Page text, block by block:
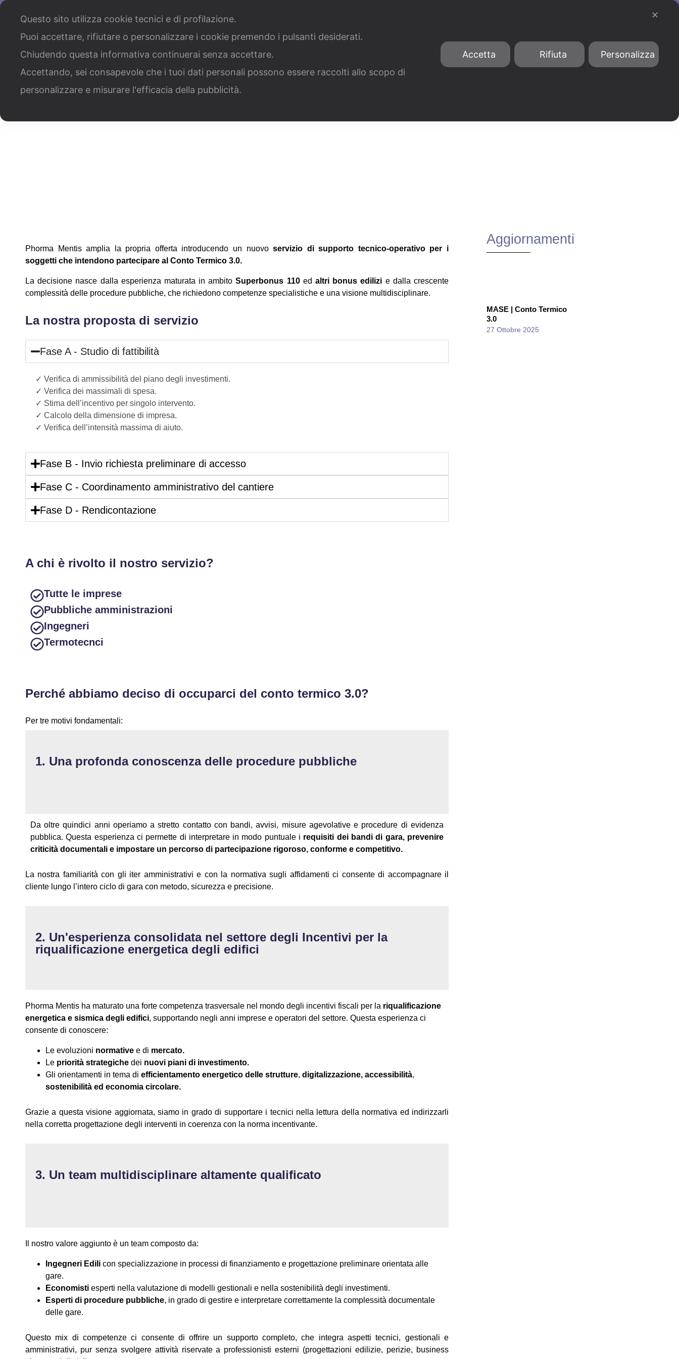
Chi siamo Cosa facciamo Il nostro staff Lavora con noi
Misure SIMEST Iperammortamento
Conto Termico 3.0
Phorma Mentis amplia la propria offerta introducendo un nuovoservizio di supporto tecnico-operativo per i
soggetti che intendono partecipare al Conto Termico 3.0.
La decisione nasce dalla esperienza maturata in ambitoSuperbonus 110edaltri bonus edilizi e dalla crescente
complessità delle procedure pubbliche, che richiedono competenze specialistiche e una visione multidisciplinare.
La nostra proposta di servizio
Fase A - Studio di fattibilità
✓ Verifica di ammissibilità del piano degli investimenti.
✓ Verifica dei massimali di spesa.
✓ Stima dell’incentivo per singolo intervento.
✓ Calcolo della dimensione di impresa.
✓ Verifica dell’intensità massima di aiuto.
Fase B - Invio richiesta preliminare di accesso
Fase C - Coordinamento amministrativo del cantiere
Fase D - Rendicontazione
A chi è rivolto il nostro servizio?
Tutte le imprese
Pubbliche amministrazioni
Ingegneri
Termotecnci
Perché abbiamo deciso di occuparci del conto termico 3.0?
Per tre motivi fondamentali:
1. Una profonda conoscenza delle procedure pubbliche
Da oltre quindici anni operiamo a stretto contatto con bandi, avvisi, misure agevolative e procedure di evidenza
pubblica. Questa esperienza ci permette di interpretare in modo puntuale i requisiti dei bandi di gara, prevenire
criticità documentali e impostare un percorso di partecipazione rigoroso, conforme e competitivo.
La nostra familiarità con gli iter amministrativi e con la normativa sugli affidamenti ci consente di accompagnare il
cliente lungo l’intero ciclo di gara con metodo, sicurezza e precisione.
2. Un'esperienza consolidata nel settore degli Incentivi per la
riqualificazione energetica degli edifici
Phorma Mentis ha maturato una forte competenza trasversale nel mondo degli incentivi fiscali per la riqualificazione
energetica e sismica degli edifici, supportando negli anni imprese e operatori del settore. Questa esperienza ci
consente di conoscere:
Le evoluzioni normative e di mercato.
Le priorità strategiche dei nuovi piani di investimento.
Gli orientamenti in tema di efficientamento energetico delle strutture, digitalizzazione, accessibilità,
sostenibilità ed economia circolare.
Grazie a questa visione aggiornata, siamo in grado di supportare i tecnici nella lettura della normativa ed indirizzarli
nella corretta progettazione degli interventi in coerenza con la norma incentivante.
3. Un team multidisciplinare altamente qualificato
Il nostro valore aggiunto è un team composto da:
Ingegneri Edili con specializzazione in processi di finanziamento e progettazione preliminare orientata alle
gare.
Economisti esperti nella valutazione di modelli gestionali e nella sostenibilità degli investimenti.
Esperti di procedure pubbliche, in grado di gestire e interpretare correttamente la complessità documentale
delle gare.
Questo mix di competenze ci consente di offrire un supporto completo, che integra aspetti tecnici, gestionali e
amministrativi, pur senza svolgere attività riservate a professionisti esterni (progettazioni edilizie, perizie, business
Aggiornamenti
MASE | Conto Termico
3.0
27 Ottobre 2025
✕
Questo sito utilizza cookie tecnici e di profilazione.
Puoi accettare, rifiutare o personalizzare i cookie premendo i pulsanti desiderati.
Chiudendo questa informativa continuerai senza accettare.
Accettando, sei consapevole che i tuoi dati personali possono essere raccolti allo scopo di
personalizzare e misurare l'efficacia della pubblicità.
Accetta Rifiuta Personalizza